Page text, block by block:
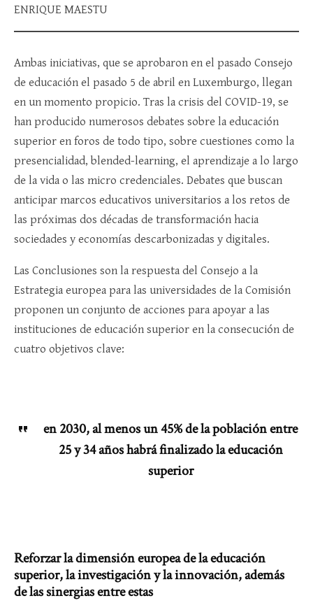
ENRIQUE MAESTU
Ambas iniciativas, que se aprobaron en el pasado Consejo
de educación el pasado 5 de abril en Luxemburgo, llegan
en un momento propicio. Tras la crisis del COVID-19, se
han producido numerosos debates sobre la educación
superior en foros de todo tipo, sobre cuestiones como la
presencialidad, blended-learning, el aprendizaje a lo largo
de la vida o las micro credenciales. Debates que buscan
anticipar marcos educativos universitarios a los retos de
las próximas dos décadas de transformación hacia
sociedades y economías descarbonizadas y digitales.
Las Conclusiones son la respuesta del Consejo a la
Estrategia europea para las universidades de la Comisión
proponen un conjunto de acciones para apoyar a las
instituciones de educación superior en la consecución de
cuatro objetivos clave:
en 2030, al menos un 45% de la población entre
25 y 34 años habrá finalizado la educación
superior
Reforzar la dimensión europea de la educación
superior, la investigación y la innovación, además
de las sinergias entre estas